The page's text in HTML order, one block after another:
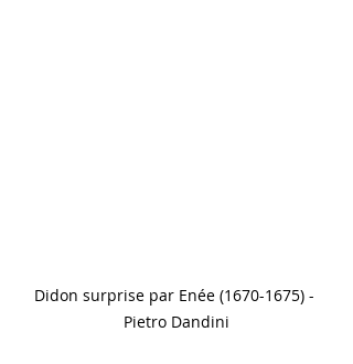
Didon surprise par Enée (1670-1675) -
Pietro Dandini